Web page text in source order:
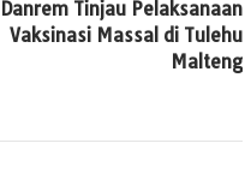
Danrem Tinjau Pelaksanaan
Vaksinasi Massal di Tulehu
Malteng